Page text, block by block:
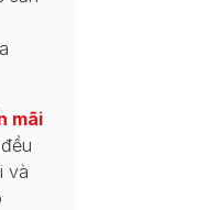
mãi
và